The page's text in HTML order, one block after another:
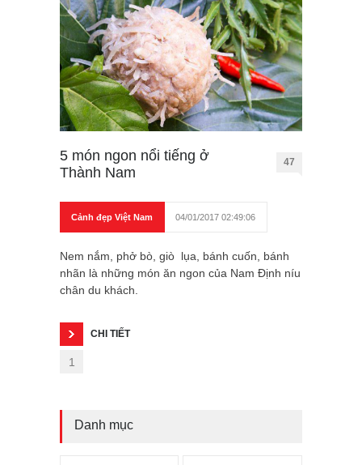
5 món ngon nổi tiếng ở
Thành Nam
47
Cảnh đẹp Việt Nam 04/01/2017 02:49:06
Nem nắm, phở bò, giò lụa, bánh cuốn, bánh
nhãn là những món ăn ngon của Nam Định níu
chân du khách.
CHI TIẾT
1
Danh mục